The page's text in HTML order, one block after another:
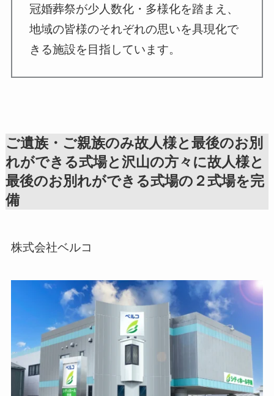
冠婚葬祭が少人数化・多様化を踏まえ、
地域の皆様のそれぞれの思いを具現化で
きる施設を目指しています。
ご遺族・ご親族のみ故人様と最後のお別
れができる式場と沢山の方々に故人様と
最後のお別れができる式場の２式場を完
備
株式会社ベルコ